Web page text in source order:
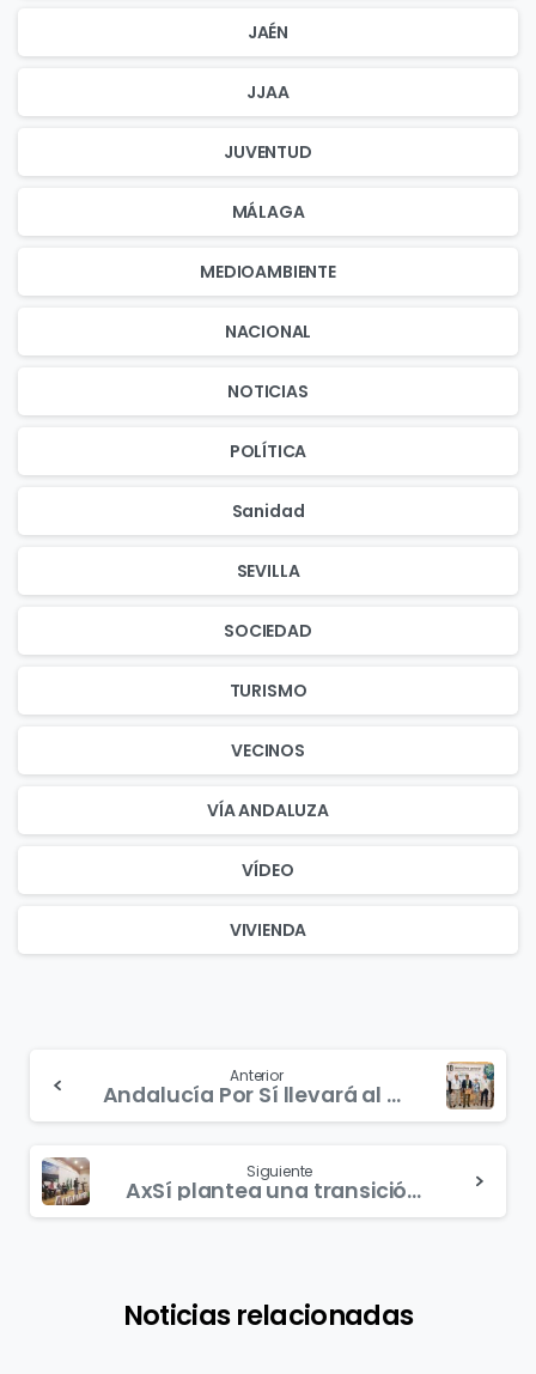
JAÉN
JJAA
JUVENTUD
MÁLAGA
MEDIOAMBIENTE
NACIONAL
NOTICIAS
POLÍTICA
Sanidad
SEVILLA
SOCIEDAD
TURISMO
VECINOS
VÍA ANDALUZA
VÍDEO
VIVIENDA
Reading
Anterior
Andalucía Por Sí llevará al próximo pleno blindar la Universidad pública andaluza con una apuesta de servicios públicos de calidad
Siguiente
AxSí plantea una transición política sosegada hacia la República
Noticias relacionadas